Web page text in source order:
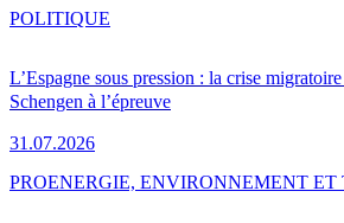
L’Espagne sous pression : la crise
Schengen à l’épreuve
31.07.2026
POLITIQUE
PROENERGIE, ENVIRONNEMENT ET